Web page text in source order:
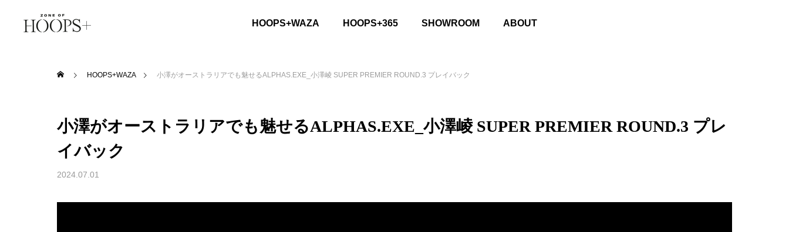
HOOPS+WAZA HOOPS+365 SHOWROOM ABOUT
HOOPS+WAZA 小澤がオーストラリアでも魅せるALPHAS.EXE_小澤崚 SUPER PREMIER ROUND.3 プレイバック
小澤がオーストラリアでも魅せるALPHAS.EXE_小澤崚 SUPER PREMIER ROUND.3 プレ
イバック
2024.07.01